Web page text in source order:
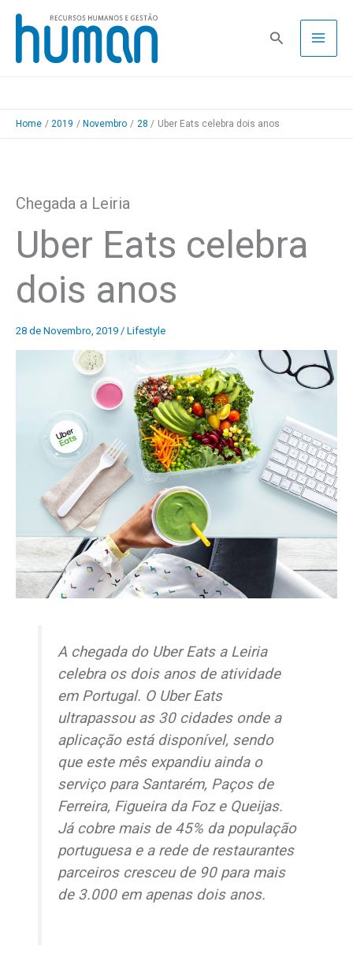
Skip
content
Pesquisa
Home 2019 Novembro 28 Uber Eats celebra dois anos
Chegada a Leiria
Uber Eats celebra
dois anos
28 de Novembro, 2019 / Lifestyle
A chegada do Uber Eats a Leiria
celebra os dois anos de atividade
em Portugal. O Uber Eats
ultrapassou as 30 cidades onde a
aplicação está disponível, sendo
que este mês expandiu ainda o
serviço para Santarém, Paços de
Ferreira, Figueira da Foz e Queijas.
Já cobre mais de 45% da população
portuguesa e a rede de restaurantes
parceiros cresceu de 90 para mais
de 3.000 em apenas dois anos.